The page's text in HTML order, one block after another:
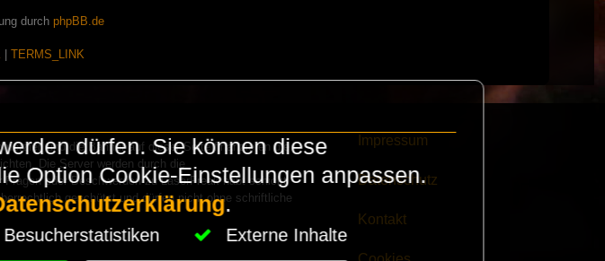
durch phpBB.de
TERMS_LINK
und die Banner auf dieser Seite finanzieren die
Die Server werden durch die
Fragen oder Beschwerden zu LaserFreak habt schickt
geschützt und dürfen nicht ohne schriftliche
Impressum
Datenschutz
Kontakt
dürfen. Sie können diese
Option Cookie-Einstellungen anpassen.
.
Besucherstatistiken Externe Inhalte